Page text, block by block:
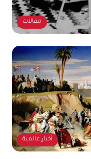
مقالات
أخبار عالمية